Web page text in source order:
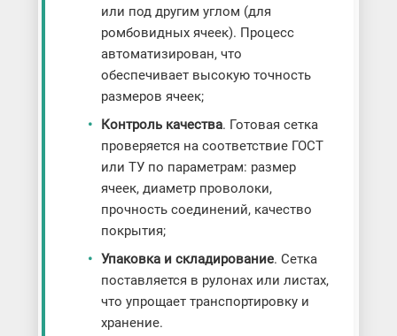
или под другим углом (для
ромбовидных ячеек). Процесс
автоматизирован, что
обеспечивает высокую точность
размеров ячеек;
Контроль качества. Готовая сетка
проверяется на соответствие ГОСТ
или ТУ по параметрам: размер
ячеек, диаметр проволоки,
прочность соединений, качество
покрытия;
Упаковка и складирование. Сетка
поставляется в рулонах или листах,
что упрощает транспортировку и
хранение.